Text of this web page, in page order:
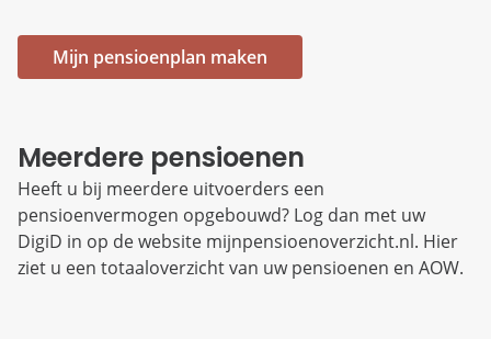
Mijn pensioenplan maken
Meerdere pensioenen
Heeft u bij meerdere uitvoerders een
pensioenvermogen opgebouwd? Log dan met uw
DigiD in op de website mijnpensioenoverzicht.nl. Hier
ziet u een totaaloverzicht van uw pensioenen en AOW.